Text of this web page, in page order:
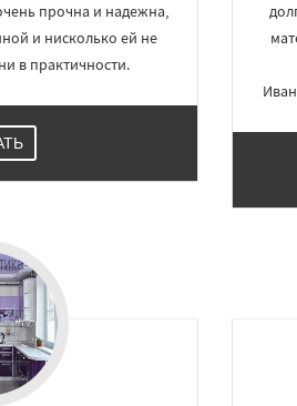
прочна и надежна,
и нисколько ей не
в практичности.